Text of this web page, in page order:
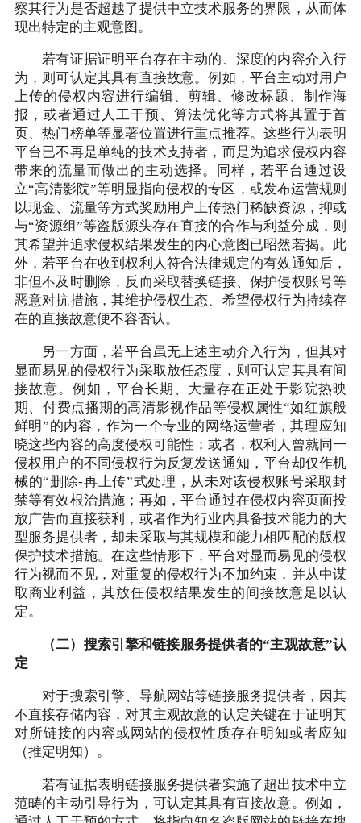
察其行为是否超越了提供中立技术服务的界限，从而体
现出特定的主观意图。
若有证据证明平台存在主动的、深度的内容介入行
为，则可认定其具有直接故意。例如，平台主动对用户
上传的侵权内容进行编辑、剪辑、修改标题、制作海
报，或者通过人工干预、算法优化等方式将其置于首
页、热门榜单等显著位置进行重点推荐。这些行为表明
平台已不再是单纯的技术支持者，而是为追求侵权内容
带来的流量而做出的主动选择。同样，若平台通过设
立“高清影院”等明显指向侵权的专区，或发布运营规则
以现金、流量等方式奖励用户上传热门稀缺资源，抑或
与“资源组”等盗版源头存在直接的合作与利益分成，则
其希望并追求侵权结果发生的内心意图已昭然若揭。此
外，若平台在收到权利人符合法律规定的有效通知后，
非但不及时删除，反而采取替换链接、保护侵权账号等
恶意对抗措施，其维护侵权生态、希望侵权行为持续存
在的直接故意便不容否认。
另一方面，若平台虽无上述主动介入行为，但其对
显而易见的侵权行为采取放任态度，则可认定其具有间
接故意。例如，平台长期、大量存在正处于影院热映
期、付费点播期的高清影视作品等侵权属性“如红旗般
鲜明”的内容，作为一个专业的网络运营者，其理应知
晓这些内容的高度侵权可能性；或者，权利人曾就同一
侵权用户的不同侵权行为反复发送通知，平台却仅作机
械的“删除-再上传”式处理，从未对该侵权账号采取封
禁等有效根治措施；再如，平台通过在侵权内容页面投
放广告而直接获利，或者作为行业内具备技术能力的大
型服务提供者，却未采取与其规模和能力相匹配的版权
保护技术措施。在这些情形下，平台对显而易见的侵权
行为视而不见，对重复的侵权行为不加约束，并从中谋
取商业利益，其放任侵权结果发生的间接故意足以认
定。
（二）搜索引擎和链接服务提供者的“主观故意”认
定
对于搜索引擎、导航网站等链接服务提供者，因其
不直接存储内容，对其主观故意的认定关键在于证明其
对所链接的内容或网站的侵权性质存在明知或者应知
（推定明知）。
若有证据表明链接服务提供者实施了超出技术中立
范畴的主动引导行为，可认定其具有直接故意。例如，